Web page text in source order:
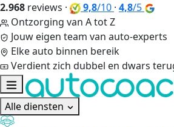
2.968 reviews · 9,8/10 · 4,8/5
Ontzorging van A tot Z
Jouw eigen team van auto-experts
Elke auto binnen bereik
Verdient zich dubbel en dwars
Alle diensten